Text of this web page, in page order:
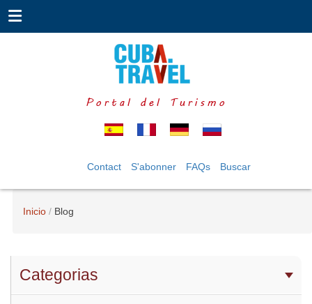
Portal del Turismo
Contact S'abonner FAQs Buscar
Inicio Blog
Categorias